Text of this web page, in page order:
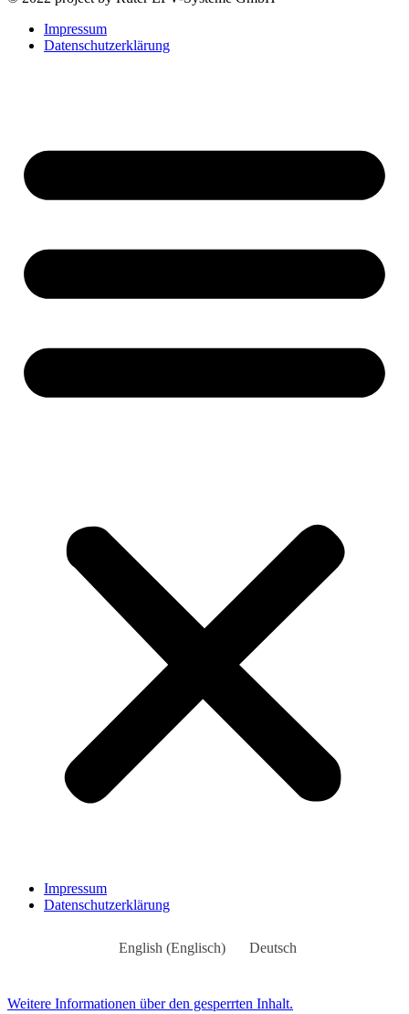
Impressum
Datenschutzerklärung
Impressum
Datenschutzerklärung
English (Englisch) Deutsch
Weitere Informationen über den gesperrten Inhalt.